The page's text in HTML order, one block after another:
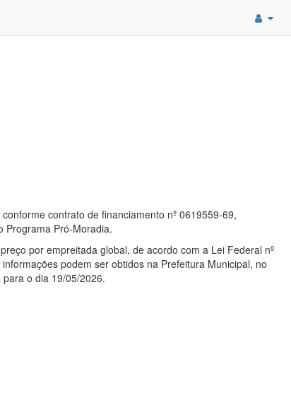
contrato de financiamento nº 0619559-69,
Programa Pró-Moradia.
por empreitada global, de acordo com a Lei Federal nº
podem ser obtidos na Prefeitura Municipal, no
o dia 19/05/2026.